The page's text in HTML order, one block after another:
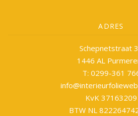
ADRES
Schepnetstraat
1446 AL
T: 0299-361
KvK 37163209
BTW NL